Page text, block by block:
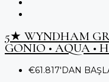
5★ WYNDHAM
GONIO • AQUA •
€61.817'DAN